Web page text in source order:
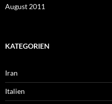
August 2011
KATEGORIEN
Iran
Italien